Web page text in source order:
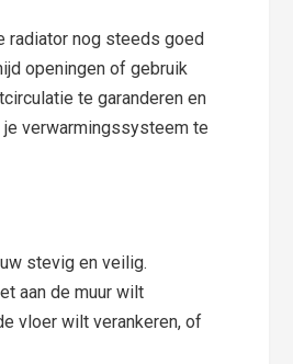
radiator nog steeds goed
openingen of gebruik
te garanderen en
verwarmingssysteem te
stevig en veilig.
aan de muur wilt
vloer wilt verankeren, of